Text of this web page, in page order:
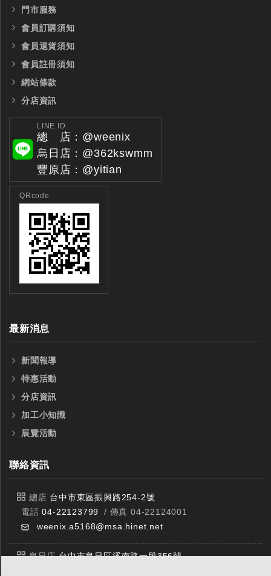
全鎢鋼銑刀
台製WEENIX四刃全鎢鋼銑刀
門市服務
會員訂購須知
會員退貨須知
會員註冊須知
網站條款
分店資訊
LINE ID
總 店：@weenix
烏日店：@362kswmm
豐原店：@yitian
QRcode
最新消息
新聞報導
特惠活動
分店資訊
加工小知識
展覽活動
聯絡資訊
總店 台中市東區振興路254-2號
電話04-22123799
/ 傳真 04-22124001
weenix.a5168@msa.hinet.net
烏日店台中市烏日區溪南路一段356號